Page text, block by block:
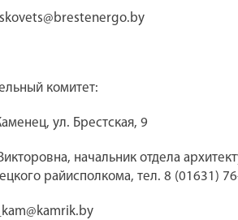
комитет:
ул. Брестская, 9
начальник отдела
райисполкома, тел. 8 (01631)